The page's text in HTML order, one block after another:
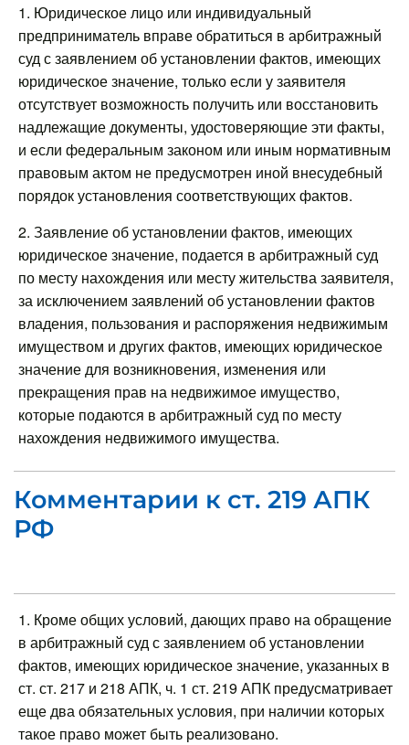
1. Юридическое лицо или индивидуальный
предприниматель вправе обратиться в арбитражный
суд с заявлением об установлении фактов, имеющих
юридическое значение, только если у заявителя
отсутствует возможность получить или восстановить
надлежащие документы, удостоверяющие эти факты,
и если федеральным законом или иным нормативным
правовым актом не предусмотрен иной внесудебный
порядок установления соответствующих фактов.
2. Заявление об установлении фактов, имеющих
юридическое значение, подается в арбитражный суд
по месту нахождения или месту жительства заявителя,
за исключением заявлений об установлении фактов
владения, пользования и распоряжения недвижимым
имуществом и других фактов, имеющих юридическое
значение для возникновения, изменения или
прекращения прав на недвижимое имущество,
которые подаются в арбитражный суд по месту
нахождения недвижимого имущества.
Комментарии к ст. 219 АПК
РФ
1. Кроме общих условий, дающих право на обращение
в арбитражный суд с заявлением об установлении
фактов, имеющих юридическое значение, указанных в
ст. ст. 217 и 218 АПК, ч. 1 ст. 219 АПК предусматривает
еще два обязательных условия, при наличии которых
такое право может быть реализовано.